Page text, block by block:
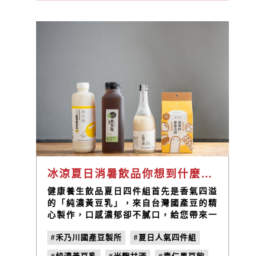
冰涼夏日消暑飲品你想到什麼？搭配無負擔營養豆纖餅，輕鬆選購禾乃川夏日人氣四件組！
健康養生飲品夏日四件組首先是香氣四溢
的「純濃黃豆乳」，來自台灣國產豆的精
心製作，口感濃郁卻不膩口，給您帶來一
飲」，消暑祛濕的最佳選擇，不僅解渴，
還能幫助改善水腫問題，讓您在炎炎夏日
#禾乃川國產豆製所 #夏日人氣四件組